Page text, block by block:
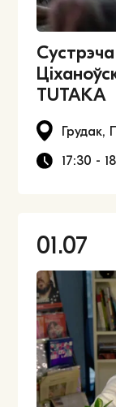
TUTAKA
Грудак,
17:30 -
01.07